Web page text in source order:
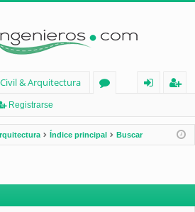
& Arquitectura
os
nt
ifi
ist
ra
Registrarse
Índice principal Buscar